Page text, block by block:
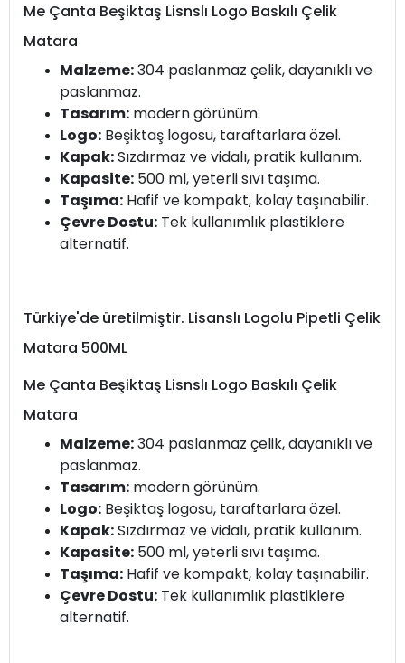
Me Çanta Beşiktaş Lisnslı Logo Baskılı Çelik
Matara
Malzeme:304 paslanmaz çelik, dayanıklı ve
paslanmaz.
Tasarım: modern görünüm.
Logo: Beşiktaş logosu, taraftarlara özel.
Kapak:Sızdırmaz ve vidalı, pratik kullanım.
Kapasite: 500 ml, yeterli sıvı taşıma.
Taşıma: Hafif ve kompakt, kolay taşınabilir.
Çevre Dostu: Tek kullanımlık plastiklere
alternatif.
Türkiye'de üretilmiştir. Lisanslı Logolu Pipetli Çelik
Matara 500ML
Me Çanta Beşiktaş Lisnslı Logo Baskılı Çelik
Matara
Malzeme:304 paslanmaz çelik, dayanıklı ve
paslanmaz.
Tasarım: modern görünüm.
Logo: Beşiktaş logosu, taraftarlara özel.
Kapak:Sızdırmaz ve vidalı, pratik kullanım.
Kapasite: 500 ml, yeterli sıvı taşıma.
Taşıma: Hafif ve kompakt, kolay taşınabilir.
Çevre Dostu: Tek kullanımlık plastiklere
alternatif.